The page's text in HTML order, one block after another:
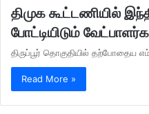
திமுக கூட்டணியில்
போட்டியிடும்
திருப்பூர் தொகுதியில் தற்போதைய
Read More »